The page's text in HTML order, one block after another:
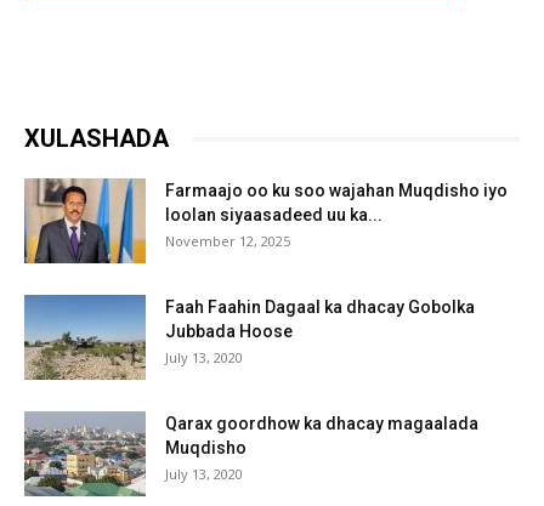
XULASHADA
Farmaajo oo ku soo wajahan Muqdisho iyo
loolan siyaasadeed uu ka...
November 12, 2025
Faah Faahin Dagaal ka dhacay Gobolka
Jubbada Hoose
July 13, 2020
Qarax goordhow ka dhacay magaalada
Muqdisho
July 13, 2020